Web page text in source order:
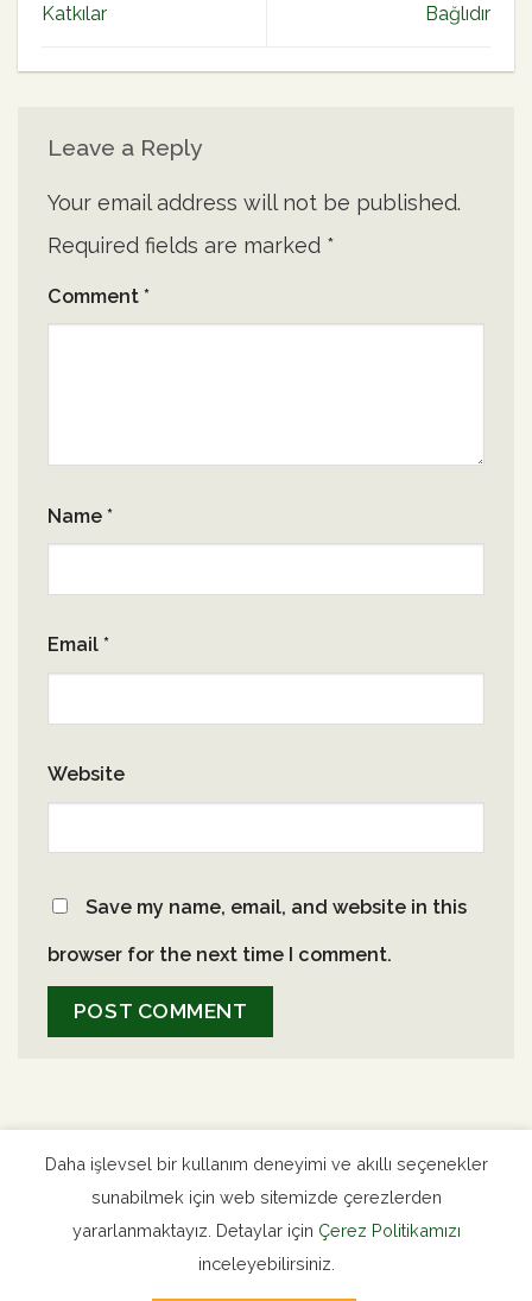
Katkılar
Bağlıdır
Leave a Reply
Your email address will not be published.
Required fields are marked *
Comment *
Name *
Email *
Website
Save my name, email, and website in this
browser for the next time I comment.
Bahai Dünya Merkezi Resmi Sitesi
Daha işlevsel bir kullanım deneyimi ve akıllı seçenekler
sunabilmek için web sitemizde çerezlerden
yararlanmaktayız. Detaylar için Çerez Politikamızı
inceleyebilirsiniz.